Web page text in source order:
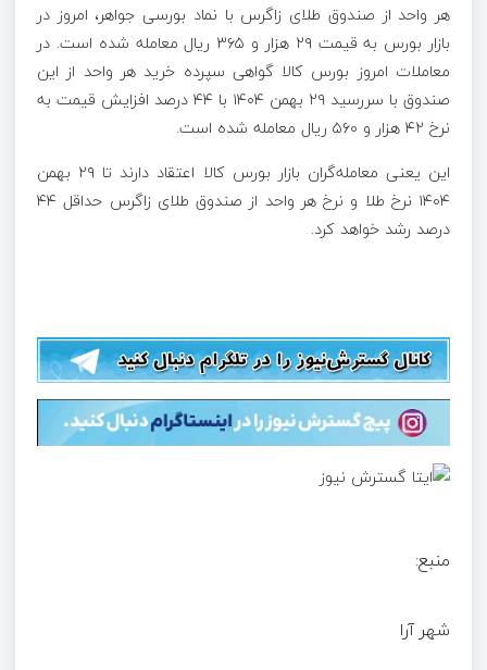
هر واحد از صندوق طلای زاگرس با نماد بورسی جواهر، امروز در
بازار بورس به قیمت ۲۹ هزار و ۳۶۵ ریال معامله شده است. در
معاملات امروز بورس کالا گواهی سپرده خرید هر واحد از این
صندوق با سررسید ۲۹ بهمن ۱۴۰۴ با ۴۴ درصد افزایش قیمت به
نرخ ۴۲ هزار و ۵۶۰ ریال معامله شده است.
این یعنی معامله‌گران بازار بورس کالا اعتقاد دارند تا ۲۹ بهمن
۱۴۰۴ نرخ طلا و نرخ هر واحد از صندوق طلای زاگرس حداقل ۴۴
درصد رشد خواهد کرد.
منبع:
شهر آرا